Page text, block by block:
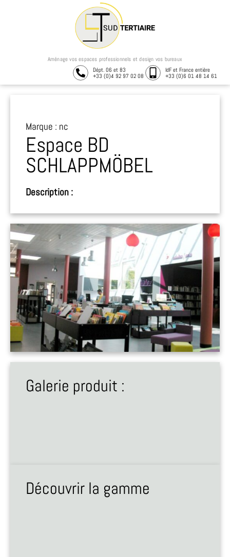
Dépt. 06 et 83
+33 (0)4 92 97 02 08
IdF et France entière
+33 (0)6 01 48 14 61
Aménage vos espaces professionnels et design vos bureaux
Marque : nc
Espace BD
SCHLAPPMÖBEL
Description :
Galerie produit :
Découvrir la gamme